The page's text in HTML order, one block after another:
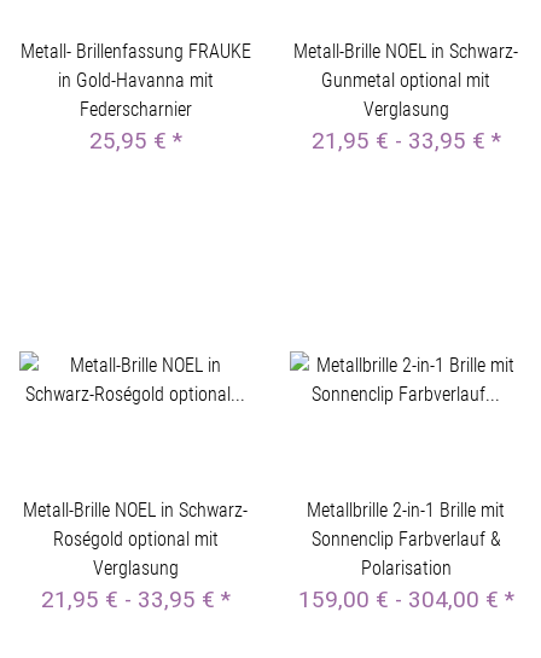
Metall- Brillenfassung FRAUKE
in Gold-Havanna mit
Federscharnier
25,95 € *
Metall-Brille NOEL in Schwarz-
Gunmetal optional mit
Verglasung
21,95 € - 33,95 € *
Metall-Brille NOEL in Schwarz-
Roségold optional mit
Verglasung
21,95 € - 33,95 € *
Metallbrille 2-in-1 Brille mit
Sonnenclip Farbverlauf &
Polarisation
159,00 € - 304,00 € *